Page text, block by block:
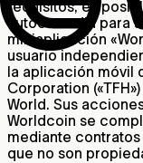
requisitos, es
autocustodia para
miniaplicación
usuario
la aplicación móvil
Corporation
World. Sus
Worldcoin se
mediante
que no son